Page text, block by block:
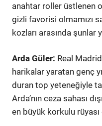
anahtar roller üstlenen
gizli favorisi olmamızı
kozları arasında şunlar
Arda Güler: Real
harikalar yaratan genç
duran top yeteneğiyle
Arda’nın ceza sahası
en büyük korkulu